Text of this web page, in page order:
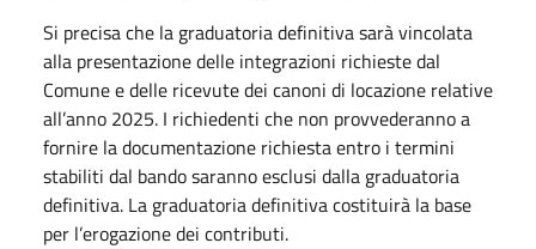
Si precisa che la graduatoria definitiva sarà vincolata
alla presentazione delle integrazioni richieste dal
Comune e delle ricevute dei canoni di locazione relative
all’anno 2025. I richiedenti che non provvederanno a
fornire la documentazione richiesta entro i termini
stabiliti dal bando saranno esclusi dalla graduatoria
definitiva. La graduatoria definitiva costituirà la base
per l’erogazione dei contributi.